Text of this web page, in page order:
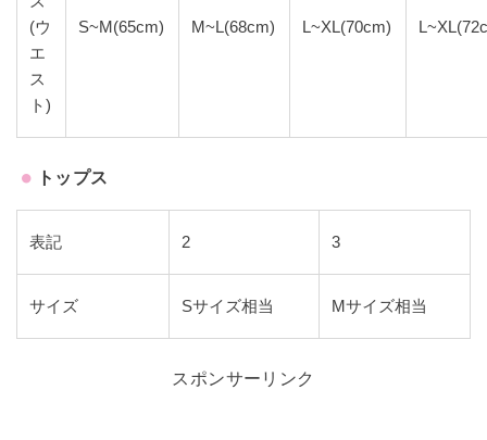
(ウ
エ
ス
ト)
S~M(65cm) M~L(68cm) L~XL(70cm)
トップス
表記 2 3
サイズ Sサイズ相当 Mサイズ相当
スポンサーリンク